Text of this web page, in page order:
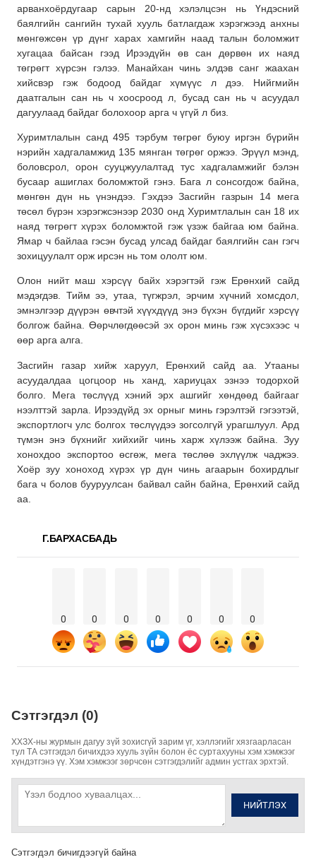
арванхоёрдугаар сарын 20-нд хэлэлцсэн нь Үндэсний
баялгийн сангийн тухай хууль батлагдаж хэрэгжээд анхны
мөнгөжсөн үр дүнг харах хамгийн наад талын боломжит
хугацаа байсан гээд Ирээдүйн өв сан дөрвөн их наяд
төгрөгт хүрсэн гэлээ. Манайхан чинь элдэв санг жаахан
хийсвэр гэж бодоод байдаг хүмүүс л дээ. Нийгмийн
даатгалын сан нь ч хоосроод л, бусад сан нь ч асуудал
дагуулаад байдаг болохоор арга ч үгүй л биз.
Хуримтлалын санд 495 тэрбум төгрөг буюу иргэн бүрийн
нэрийн хадгаламжид 135 мянган төгрөг оржээ. Эрүүл мэнд,
боловсрол, орон сууцжуулалтад тус хадгаламжийг бэлэн
бусаар ашиглах боломжтой гэнэ. Бага л сонсогдож байна,
мөнгөн дүн нь үнэндээ. Гэхдээ Засгийн газрын 14 мега
төсөл бүрэн хэрэгжсэнээр 2030 онд Хуримтлалын сан 18 их
наяд төгрөгт хүрэх боломжтой гэж үзэж байгаа юм байна.
Ямар ч байлаа гэсэн бусад улсад байдаг баялгийн сан гэгч
зохицуулалт орж ирсэн нь том ололт юм.
Олон нийт маш хэрсүү байх хэрэгтэй гэж Ерөнхий сайд
мэдэгдэв. Тийм ээ, утаа, түгжрэл, эрчим хүчний хомсдол,
эмнэлгээр дүүрэн өвчтэй хүүхдүүд энэ бүхэн бүгдийг хэрсүү
болгож байна. Өөрчлөгдөөсэй эх орон минь гэж хүсэхээс ч
өөр арга алга.
Засгийн газар хийж харуул, Ерөнхий сайд аа. Утааны
асуудалдаа цогцоор нь ханд, хариуцах эзнээ тодорхой
болго. Мега төслүүд хэний эрх ашгийг хөндөөд байгааг
нээлттэй зарла. Ирээдүйд эх орныг минь гэрэлтэй гэгээтэй,
экспортлогч улс болгох төслүүдээ зогсолгүй урагшлуул. Ард
түмэн энэ бүхнийг хийхийг чинь харж хүлээж байна. Зуу
хонохдоо экспортоо өсгөж, мега төслөө эхлүүлж чаджээ.
Хоёр зуу хоноход хүрэх үр дүн чинь агаарын бохирдлыг
бага ч болов бууруулсан байвал сайн байна, Ерөнхий сайд
аа.
Г.БАРХАСБАДЬ
0 0 0 0 0 0 0
Сэтгэгдэл (0)
ХХЗХ-ны журмын дагуу зүй зохисгүй зарим үг, хэллэгийг хязгаарласан
тул ТА сэтгэгдэл бичихдээ хууль зүйн болон ёс суртахууны хэм хэмжээг
хүндэтгэнэ үү. Хэм хэмжээг зөрчсөн сэтгэгдэлийг админ устгах эрхтэй.
НИЙТЛЭХ
Сэтгэгдэл бичигдээгүй байна